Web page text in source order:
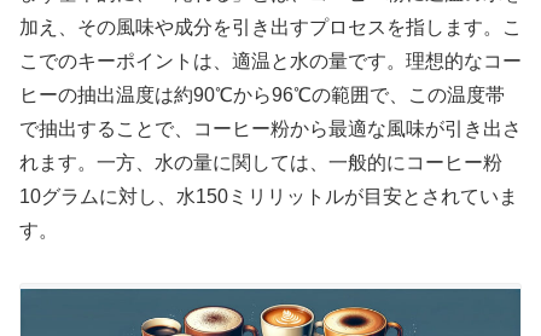
加え、その風味や成分を引き出すプロセスを指します。こ
こでのキーポイントは、適温と水の量です。理想的なコー
ヒーの抽出温度は約90℃から96℃の範囲で、この温度帯
で抽出することで、コーヒー粉から最適な風味が引き出さ
れます。一方、水の量に関しては、一般的にコーヒー粉
10グラムに対し、水150ミリリットルが目安とされていま
す。